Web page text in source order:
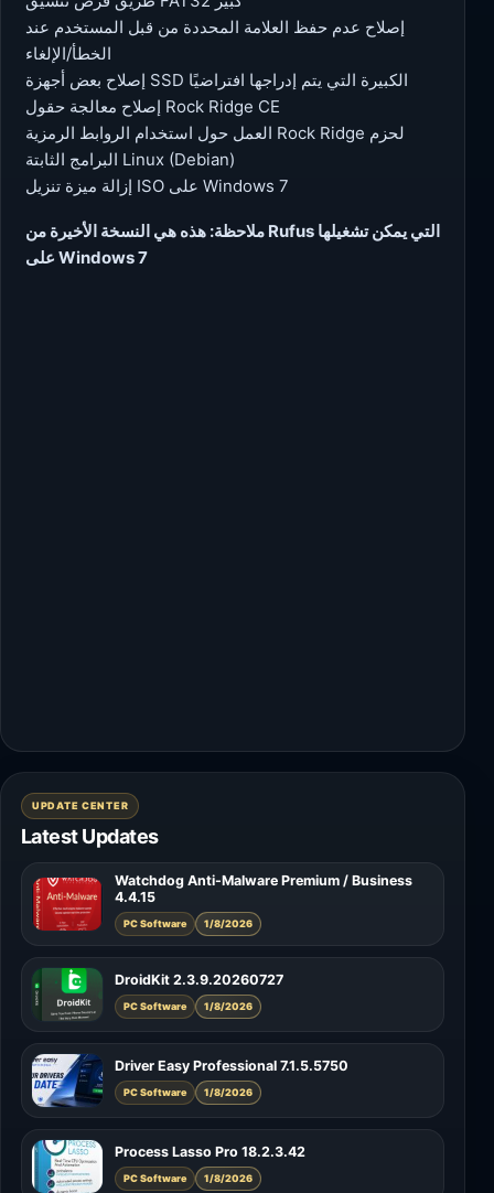
إصلاح عدم حفظ العلامة المحددة من قبل المستخدم عند
الخطأ/الإلغاء
إصلاح بعض أجهزة SSD الكبيرة التي يتم إدراجها افتراضيًا
إصلاح معالجة حقول Rock Ridge CE
العمل حول استخدام الروابط الرمزية Rock Ridge لحزم
البرامج الثابتة Linux (Debian)
إزالة ميزة تنزيل ISO على Windows 7
ملاحظة: هذه هي النسخة الأخيرة من Rufus التي يمكن تشغيلها
على Windows 7
UPDATE CENTER
Latest Updates
Watchdog Anti-Malware Premium / Business
4.4.15
PC Software 1/8/2026
DroidKit 2.3.9.20260727
PC Software 1/8/2026
Driver Easy Professional 7.1.5.5750
PC Software 1/8/2026
Process Lasso Pro 18.2.3.42
PC Software 1/8/2026